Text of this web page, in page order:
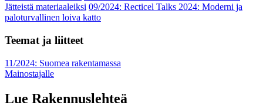
Jätteistä materiaaleiksi 09/2024: Recticel Talks 2024: Moderni ja
paloturvallinen loiva katto
Teemat ja liitteet
11/2024: Suomea rakentamassa
Mainostajalle
Lue Rakennuslehteä